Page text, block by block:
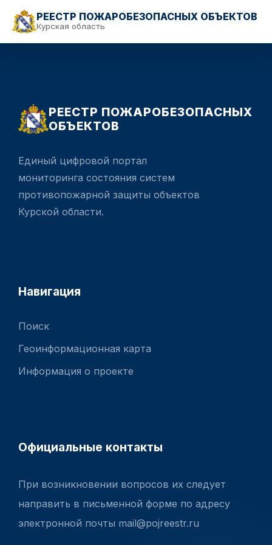
РЕЕСТР ПОЖАРОБЕЗОПАСНЫХ ОБЪЕКТОВ
Курская область
РЕЕСТР ПОЖАРОБЕЗОПАСНЫХ
ОБЪЕКТОВ
Единый цифровой портал
мониторинга состояния систем
противопожарной защиты объектов
Курской области.
Навигация
Поиск
Геоинформационная карта
Информация о проекте
Официальные контакты
При возникновении вопросов их следует
направить в письменной форме по адресу
электронной почты mail@pojreestr.ru